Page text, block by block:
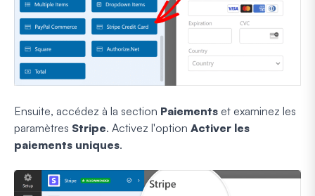
Ensuite, accédez à la section Paiements et examinez les
paramètres Stripe. Activez l'option Activer les
paiements uniques.